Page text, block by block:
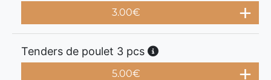
3.00€
Tenders de poulet 3 pcs
5.00€